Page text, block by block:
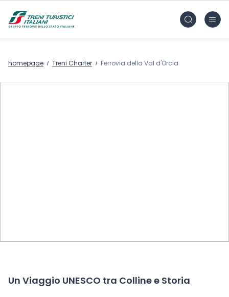
FS Treni Turistici Gruppo Ferrovie dello Stato
homepage Treni Charter Ferrovia della Val d'Orcia
Un Viaggio UNESCO tra Colline e Storia